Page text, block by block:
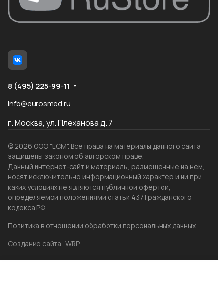
8 (495) 225-99-11
info@eurosmed.ru
г. Москва, ул. Плеханова д. 7
© 2026 ООО "ЕСМ". Все права на материалы данного сайта
защищены законом об авторском праве.
Данный интернет-сайт и материалы, размещенные на нем,
носят исключительно информационный характер и ни при
каких условиях не являются публичной офертой,
определяемой положениями статьи 437 Гражданского
кодекса РФ.
Политика в отношении обработки персональных данных
Создание сайта WRP